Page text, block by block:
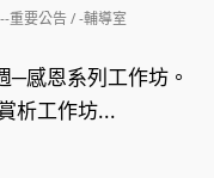
--重要公告/-輔導室
─感恩系列工作坊。
析工作坊...